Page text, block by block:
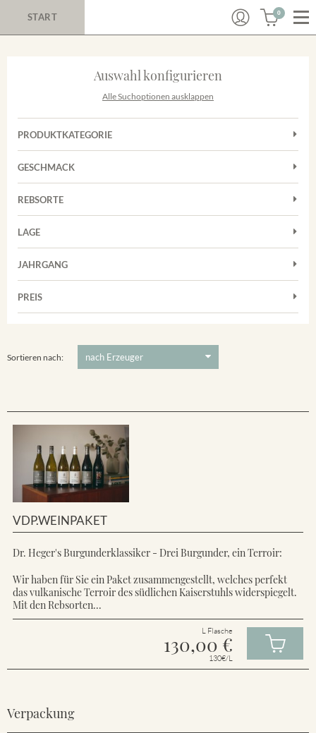
START 0
Auswahl konfigurieren
Alle Suchoptionen ausklappen
PRODUKTKATEGORIE
Cuvées
Rosé
Sekt
GESCHMACK
Trocken
REBSORTE
Auxerrois
Cuvée
Grauburgunder
LAGE
Achkarrer Schlossberg
Merdinger Bühl
Vorderer Winklerberg
JAHRGANG
PREIS
Sortieren nach:
VDP.WEINPAKET
Dr. Heger's Burgunderklassiker - Drei Burgunder, ein Terroir:
Wir haben für Sie ein Paket zusammengestellt, welches perfekt
das vulkanische Terroir des südlichen Kaiserstuhls widerspiegelt.
Mit den Rebsorten...
L Flasche
130,00 €
130€/L
Verpackung